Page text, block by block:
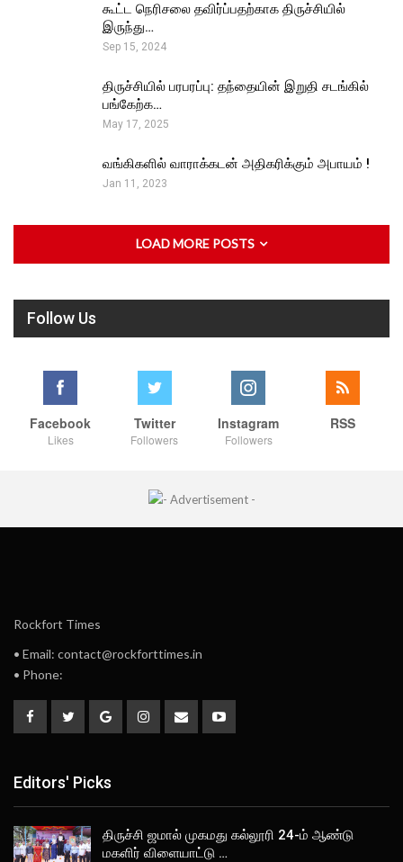
கூட்ட நெரிசலை தவிர்ப்பதற்காக திருச்சியில்
இருந்து…
Sep 15, 2024
திருச்சியில் பரபரப்பு: தந்தையின் இறுதி சடங்கில்
பங்கேற்க…
May 17, 2025
வங்கிகளில் வாராக்கடன் அதிகரிக்கும் அபாயம் !
Jan 11, 2023
LOAD MORE POSTS
Follow Us
Facebook
Likes
Twitter
Followers
Instagram
Followers
RSS
Rockfort Times
• Email: contact@rockforttimes.in
• Phone:
Editors' Picks
திருச்சி ஜமால் முகமது கல்லூரி 24-ம் ஆண்டு
மகளிர் விளையாட்டு …